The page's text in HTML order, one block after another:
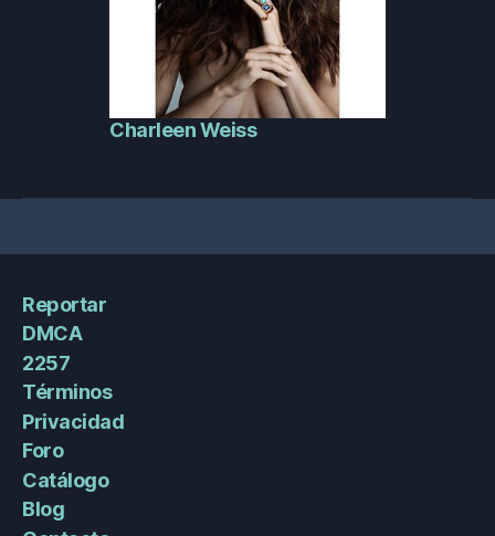
Charleen Weiss
Reportar
DMCA
2257
Términos
Privacidad
Foro
Catálogo
Blog